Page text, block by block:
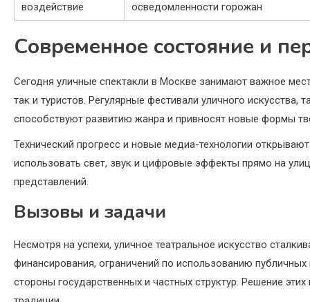
воздействие
осведомленности горожан
Современное состояние и
Сегодня уличные спектакли в Москве занимают важное
так и туристов. Регулярные фестивали уличного искусства,
способствуют развитию жанра и привносят новые формы
Технический прогресс и новые медиа-технологии
использовать свет, звук и цифровые эффекты прямо на
представлений.
Вызовы и задачи
Несмотря на успехи, уличное театральное искусство
финансирования, ограничений по использованию
стороны государственных и частных структур. Решение